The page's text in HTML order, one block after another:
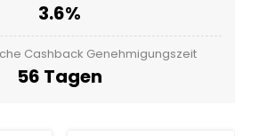
3.6%
Cashback Genehmigungszeit
56 Tagen